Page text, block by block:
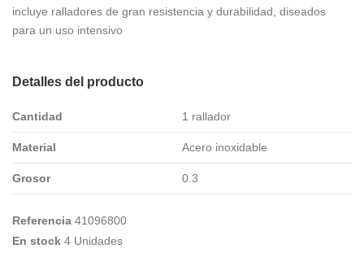
incluye ralladores de gran resistencia y durabilidad, diseados
para un uso intensivo
Detalles del producto
Cantidad 1 rallador
Material Acero inoxidable
Grosor 0.3
Referencia 41096800
En stock 4 Unidades